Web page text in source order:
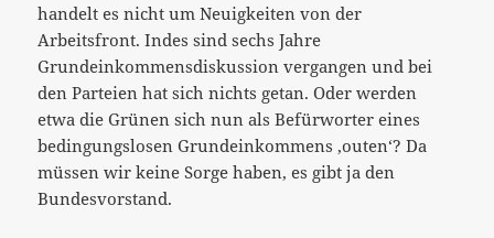
handelt es nicht um Neuigkeiten von der
Arbeitsfront. Indes sind sechs Jahre
Grundeinkommensdiskussion vergangen und bei
den Parteien hat sich nichts getan. Oder werden
etwa die Grünen sich nun als Befürworter eines
bedingungslosen Grundeinkommens ‚outen‘? Da
müssen wir keine Sorge haben, es gibt ja den
Bundesvorstand.